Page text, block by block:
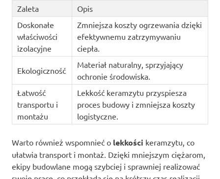
Zaleta
Opis
Doskonałe
właściwości
izolacyjne
Zmniejsza koszty ogrzewania dzięki
efektywnemu zatrzymywaniu
ciepła.
Ekologiczność
Materiał naturalny, sprzyjający
ochronie środowiska.
Łatwość
transportu i
montażu
Lekkość keramzytu przyspiesza
proces budowy i zmniejsza koszty
logistyczne.
Warto również wspomnieć o lekkości keramzytu, co
ułatwia transport i montaż. Dzięki mniejszym ciężarom,
ekipy budowlane mogą szybciej i sprawniej realizować